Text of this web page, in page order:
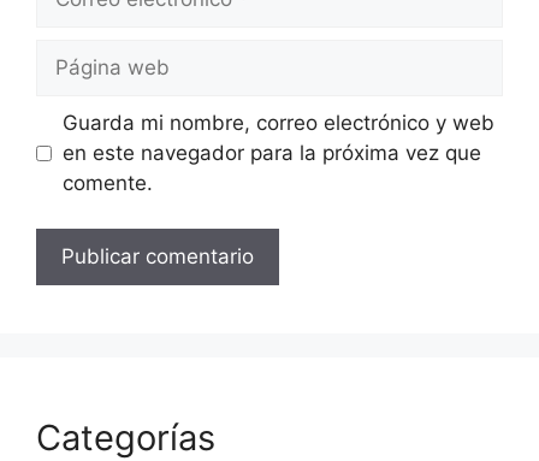
electrónico
Página
web
Guarda mi nombre, correo electrónico y web
en este navegador para la próxima vez que
comente.
Categorías